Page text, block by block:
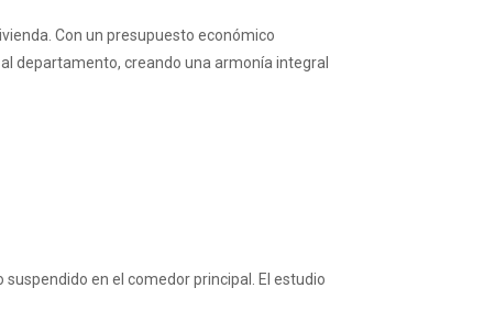
Con un presupuesto económico
departamento, creando una armonía integral
en el comedor principal. El estudio